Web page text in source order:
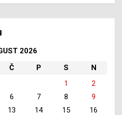
2026
Č P S
N
1
2
6 7 8
9
13 14 15
16